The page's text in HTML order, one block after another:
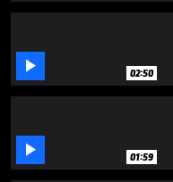
 02:50
 01:59